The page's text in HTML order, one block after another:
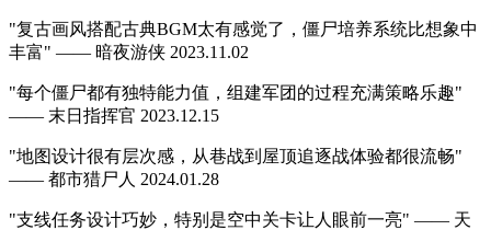
"复古画风搭配古典BGM太有感觉了，僵尸培养系统比想象中
丰富" —— 暗夜游侠 2023.11.02
"每个僵尸都有独特能力值，组建军团的过程充满策略乐趣"
—— 末日指挥官 2023.12.15
"地图设计很有层次感，从巷战到屋顶追逐战体验都很流畅"
—— 都市猎尸人 2024.01.28
"支线任务设计巧妙，特别是空中关卡让人眼前一亮" —— 天